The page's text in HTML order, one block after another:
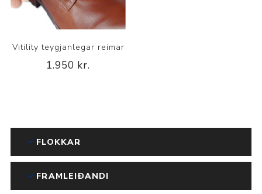
Vitility teygjanlegar reimar
1.950 kr.
FLOKKAR
FRAMLEIÐANDI